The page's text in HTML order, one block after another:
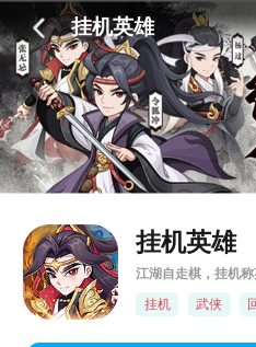
挂机英雄
挂机英雄
江湖自走棋，挂机
挂机
武侠